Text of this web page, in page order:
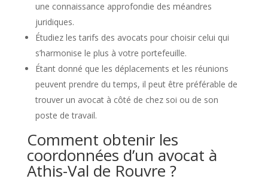
une connaissance approfondie des méandres
juridiques.
Étudiez les tarifs des avocats pour choisir celui qui
s’harmonise le plus à votre portefeuille.
Étant donné que les déplacements et les réunions
peuvent prendre du temps, il peut être préférable de
trouver un avocat à côté de chez soi ou de son
poste de travail.
Comment obtenir les
coordonnées d’un avocat à
Athis-Val de Rouvre ?